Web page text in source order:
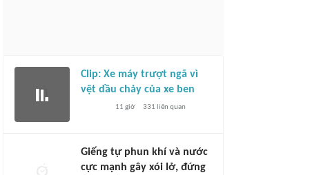
Clip: Xe máy trượt ngã vì
vệt dầu chảy của xe ben
11 giờ 331 liên quan
Giếng tự phun khí và nước
cực mạnh gây xói lở, đứng